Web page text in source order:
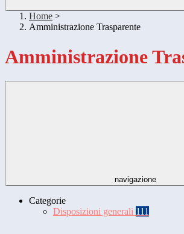
Home >
Amministrazione Trasparente
Amministrazione
navigazione
Categorie
Disposizioni generali 111